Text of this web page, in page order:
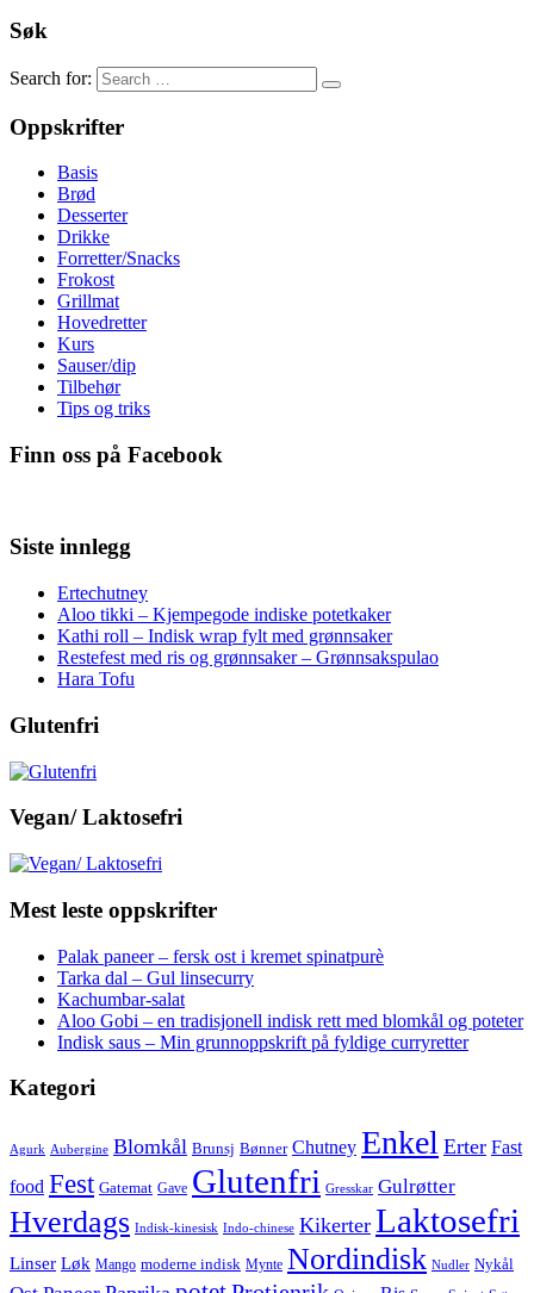
Søk
Search for:
Oppskrifter
Basis
Brød
Desserter
Drikke
Forretter/Snacks
Frokost
Grillmat
Hovedretter
Kurs
Sauser/dip
Tilbehør
Tips og triks
Finn oss på Facebook
Siste innlegg
Ertechutney
Aloo tikki – Kjempegode indiske potetkaker
Kathi roll – Indisk wrap fylt med grønnsaker
Restefest med ris og grønnsaker – Grønnsakspulao
Hara Tofu
Glutenfri
Vegan/ Laktosefri
Mest leste oppskrifter
Palak paneer – fersk ost i kremet spinatpurè
Tarka dal – Gul linsecurry
Kachumbar-salat
Aloo Gobi – en tradisjonell indisk rett med blomkål og poteter
Indisk saus – Min grunnoppskrift på fyldige curryretter
Kategori
Agurk Aubergine Blomkål Brunsj Bønner Chutney Enkel Erter Fast
food Fest Gatemat Gave Glutenfri Gresskar Gulrøtter
Hverdags Indisk-kinesisk Indo-chinese Kikerter Laktosefri
Linser Løk Mango moderne indisk Mynte Nordindisk Nudler Nykål